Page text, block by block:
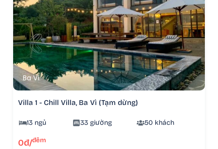
Ba Vì
Villa 1 - Chill Villa, Ba Vì (Tạm dừng)
13 ngủ 33 giường 50 khách
0đ/đêm